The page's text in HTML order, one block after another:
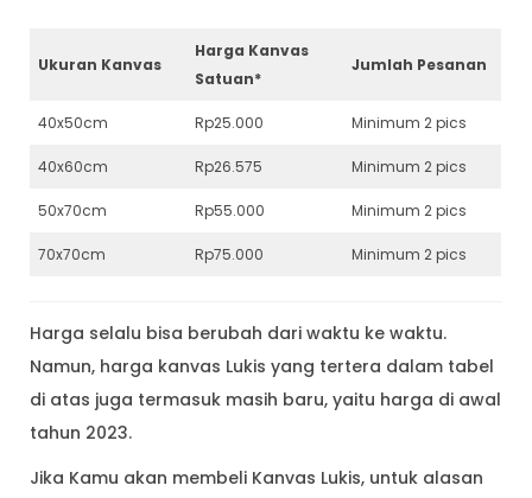
Ukuran Kanvas
Harga Kanvas
Satuan*
Jumlah Pesanan
40x50cm Rp25.000 Minimum 2 pics
40x60cm Rp26.575 Minimum 2 pics
50x70cm Rp55.000 Minimum 2 pics
70x70cm Rp75.000 Minimum 2 pics
Harga selalu bisa berubah dari waktu ke waktu.
Namun, harga kanvas Lukis yang tertera dalam tabel
di atas juga termasuk masih baru, yaitu harga di awal
tahun 2023.
Jika Kamu akan membeli Kanvas Lukis, untuk alasan